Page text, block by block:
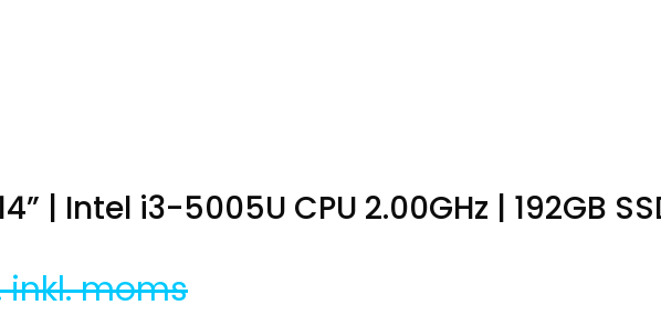
| Intel i3-5005U CPU 2.00GHz | 192GB
inkl. moms